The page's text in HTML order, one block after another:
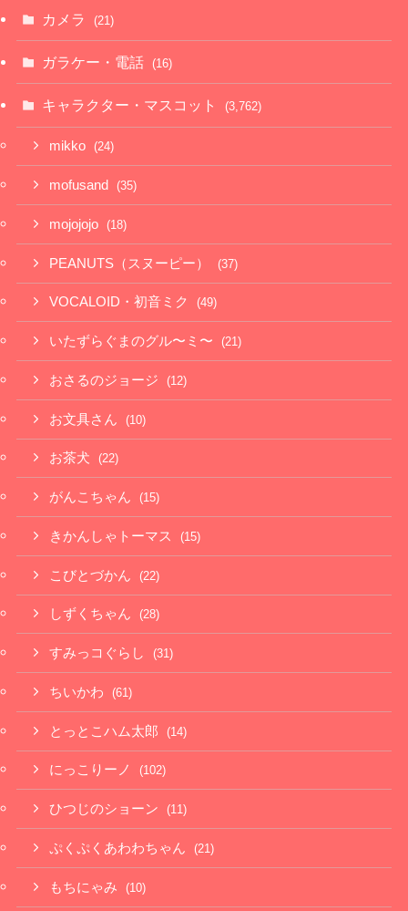
カメラ (21)
ガラケー・電話 (16)
キャラクター・マスコット (3,762)
mikko (24)
mofusand (35)
mojojojo (18)
PEANUTS（スヌーピー） (37)
VOCALOID・初音ミク (49)
いたずらぐまのグル〜ミ〜 (21)
おさるのジョージ (12)
お文具さん (10)
お茶犬 (22)
がんこちゃん (15)
きかんしゃトーマス (15)
こびとづかん (22)
しずくちゃん (28)
すみっコぐらし (31)
ちいかわ (61)
とっとこハム太郎 (14)
にっこりーノ (102)
ひつじのショーン (11)
ぷくぷくあわわちゃん (21)
もちにゃみ (10)